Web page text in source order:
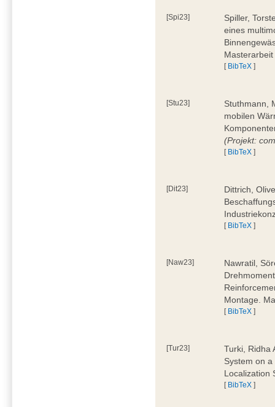
[Spi23]
Spiller,
eines
[ BibTeX ]
[Stu23]
Stuthmann,
mobilen
(Projekt:
[ BibTeX ]
[Dit23]
Dittrich,
[ BibTeX ]
[Naw23]
Nawratil,
Montage.
[ BibTeX ]
[Tur23]
Turki, Ridha
System on
Localization
[ BibTeX ]